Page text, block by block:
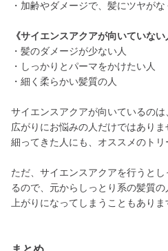
・加齢やダメージで、髪にツヤが
《サイエンスアクアが向いていない
・髪のダメージが少ない人
・しっかりとパーマをかけたい人
・細く柔らかい髪質の人
サイエンスアクアが向いているの
広がりにお悩みの人だけではあり
細ってきた人にも、オススメのトリ
ただ、サイエンスアクアを行うと
るので、元からしっとり系の髪質
上がりになってしまうこともありま